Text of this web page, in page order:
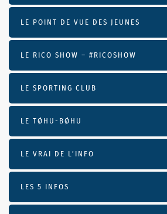
LE POINT DE VUE DES JEUNES
LE RICO SHOW – #RICOSHOW
LE SPORTING CLUB
LE TØHU-BØHU
LE VRAI DE L’INFO
LES 5 INFOS